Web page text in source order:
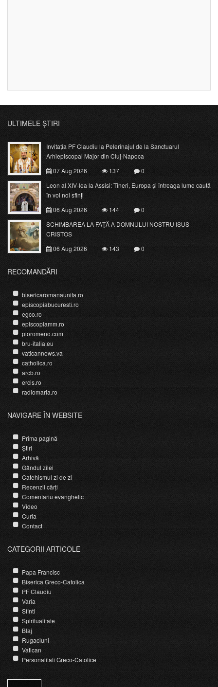
ULTIMELE ȘTIRI
Invitația PF Claudiu la Pelerinajul de la Sanctuarul
Arhiepiscopal Major din Cluj-Napoca
07 Aug 2026
137
0
Leon al XIV-lea la Assisi: Tineri, Europa și întreaga lume caută
în voi noi sfinți
06 Aug 2026
144
0
SCHIMBAREA LA FAŢĂ A DOMNULUI NOSTRU ISUS
CRISTOS
06 Aug 2026
143 0
RECOMANDĂRI
bisericaromanaunita.ro
episcopiabucuresti.ro
egco.ro
episcopiamm.ro
pioromeno.com
bru-italia.eu
vaticannews.va
catholica.ro
arcb.ro
ercis.ro
radiomaria.ro
NAVIGARE ÎN WEBSITE
Prima pagină
Știri
Arhivă
Gândul zilei
Catehismul zi de zi
Recenzii cărți
Comentariu evanghelic
Video
Curia
Contact
CATEGORII ARTICOLE
Papa Francisc
Biserica Greco-Catolica
PF Claudiu
Varia
Sfinti
Spiritualitate
Blaj
Rugaciuni
Vatican
Personalitati Greco-Catolice